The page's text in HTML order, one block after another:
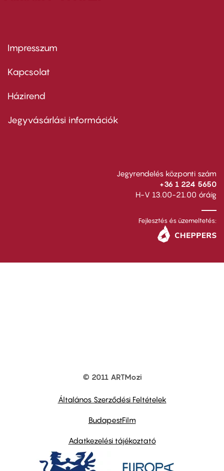
Footer
first
Impresszum
Kapcsolat
Footer
second
Házirend
Jegyvásárlási információk
Jegyrendelés központi szám
+36 1 224 5650
H-V 13.00-21.00 óráig
Fejlesztés és üzemeltetés:
© 2011 ARTMozi
Általános Szerződési Feltételek
BudapestFilm
Adatkezelési tájékoztató